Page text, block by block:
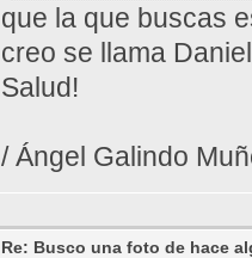
que la que buscas
creo se llama
Salud!
/ Ángel Galindo
Re: Busco una foto de hace